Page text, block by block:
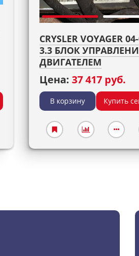
CRYSLER VOYAGER
3.3 БЛОК
ДВИГАТЕЛЕМ
Цена: 37 417 руб.
В корзину Купить